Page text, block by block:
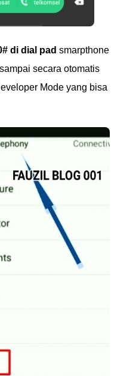
di dial pad smarpthone
secara otomatis
Mode yang bisa